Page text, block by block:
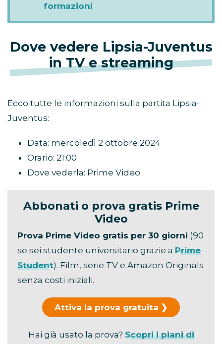
formazioni
Dove vedere Lipsia-Juventus
in TV e streaming
Ecco tutte le informazioni sulla partita Lipsia-
Juventus:
Data: mercoledì 2 ottobre 2024
Orario: 21:00
Dove vederla: Prime Video
Abbonati o prova gratis Prime
Video
Prova Prime Video gratis per 30 giorni (90
se sei studente universitario grazie a Prime
Student). Film, serie TV e Amazon Originals
senza costi iniziali.
Attiva la prova gratuita
Hai già usato la prova? Scopri i piani di